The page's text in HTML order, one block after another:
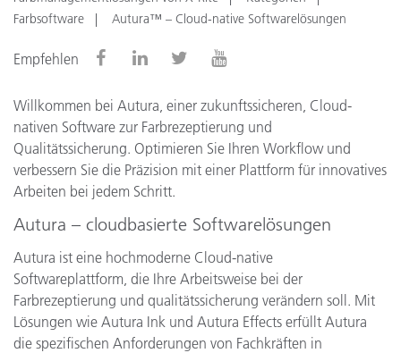
Farbsoftware
Autura™ – Cloud-native Softwarelösungen
Empfehlen
Willkommen bei Autura, einer zukunftssicheren, Cloud-
nativen Software zur Farbrezeptierung und
Qualitätssicherung. Optimieren Sie Ihren Workflow und
verbessern Sie die Präzision mit einer Plattform für innovatives
Arbeiten bei jedem Schritt.
Autura – cloudbasierte Softwarelösungen
Autura ist eine hochmoderne Cloud-native
Softwareplattform, die Ihre Arbeitsweise bei der
Farbrezeptierung und qualitätssicherung verändern soll. Mit
Lösungen wie Autura Ink und Autura Effects erfüllt Autura
die spezifischen Anforderungen von Fachkräften in